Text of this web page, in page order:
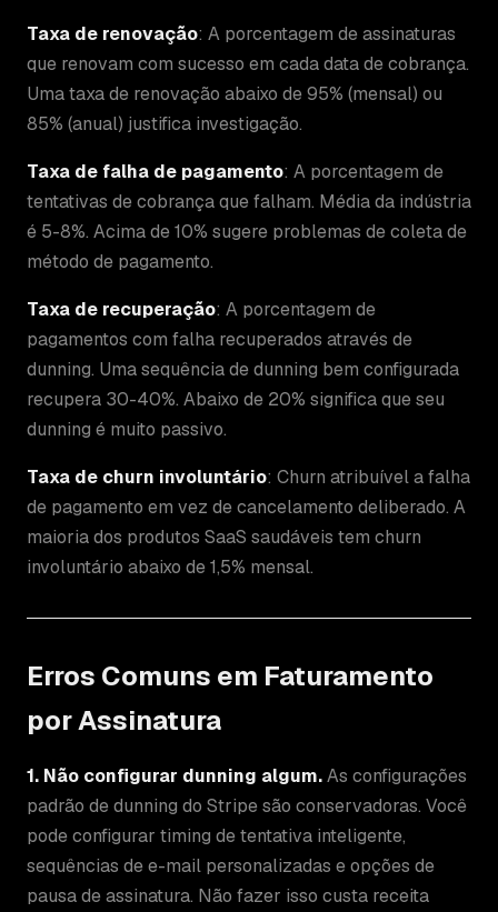
Taxa de renovação: A porcentagem de assinaturas
que renovam com sucesso em cada data de cobrança.
Uma taxa de renovação abaixo de 95% (mensal) ou
85% (anual) justifica investigação.
Taxa de falha de pagamento: A porcentagem de
tentativas de cobrança que falham. Média da indústria
é 5-8%. Acima de 10% sugere problemas de coleta de
método de pagamento.
Taxa de recuperação: A porcentagem de
pagamentos com falha recuperados através de
dunning. Uma sequência de dunning bem configurada
recupera 30-40%. Abaixo de 20% significa que seu
dunning é muito passivo.
Taxa de churn involuntário: Churn atribuível a falha
de pagamento em vez de cancelamento deliberado. A
maioria dos produtos SaaS saudáveis tem churn
involuntário abaixo de 1,5% mensal.
Erros Comuns em Faturamento
por Assinatura
1. Não configurar dunning algum.As configurações
padrão de dunning do Stripe são conservadoras. Você
pode configurar timing de tentativa inteligente,
sequências de e-mail personalizadas e opções de
pausa de assinatura. Não fazer isso custa receita